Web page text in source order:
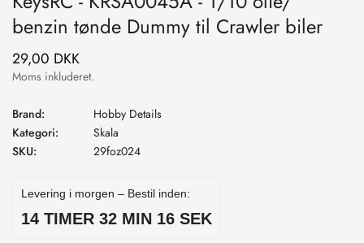
benzin tønde Dummy til Crawler biler
Normal
pris
29,00 DKK
Moms inkluderet.
Brand:
Hobby Details
Kategori:
Skala
SKU:
29foz024
Levering i morgen – Bestil inden:
14 TIMER 32 MIN 15 SEK